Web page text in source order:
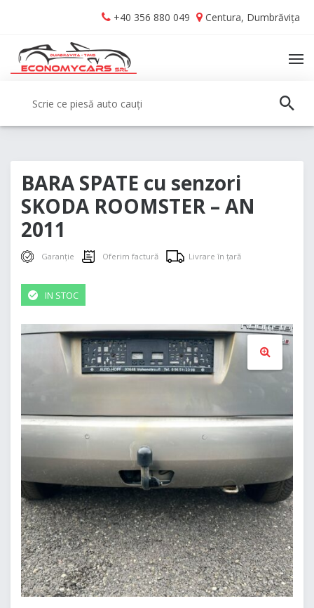
navigation
content
+40 356 880 049 Centura, Dumbrăvița
BARA SPATE cu senzori
SKODA ROOMSTER – AN
2011
Garanție Oferim factură Livrare în țară
IN STOC